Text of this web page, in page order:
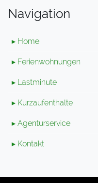
Navigation
▸ Home
▸ Ferienwohnungen
▸ Lastminute
▸ Kurzaufenthalte
▸ Agenturservice
▸ Kontakt